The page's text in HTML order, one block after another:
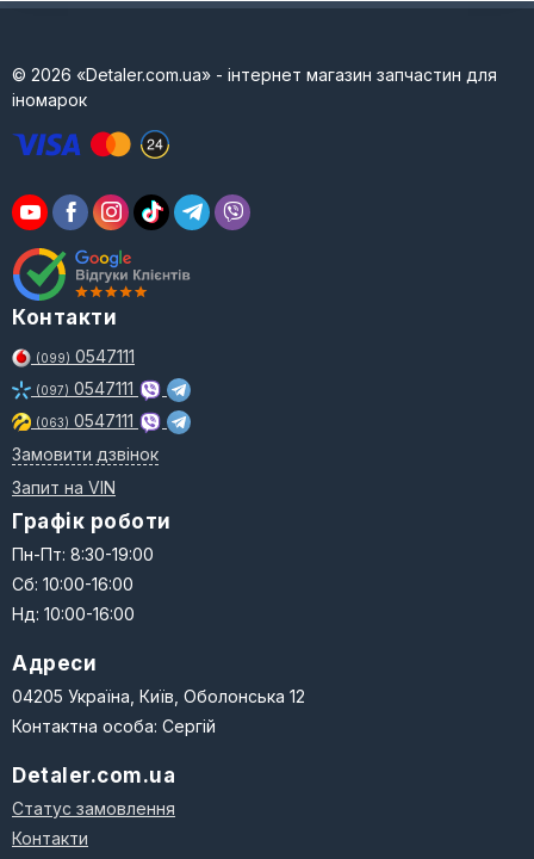
© 2026 «Detaler.com.ua» - інтернет магазин запчастин для
іномарок
Контакти
(099) 0547111
(097) 0547111
(063) 0547111
Замовити дзвінок
Запит на VIN
Графік роботи
Пн-Пт: 8:30-19:00
Сб: 10:00-16:00
Нд: 10:00-16:00
Адреси
04205 Україна, Київ, Оболонська 12
Контактна особа: Сергій
Detaler.com.ua
Статус замовлення
Контакти